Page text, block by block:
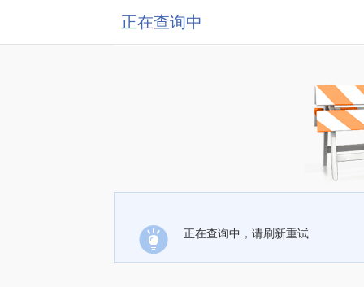
正在查询中
正在查询中，请刷新重试